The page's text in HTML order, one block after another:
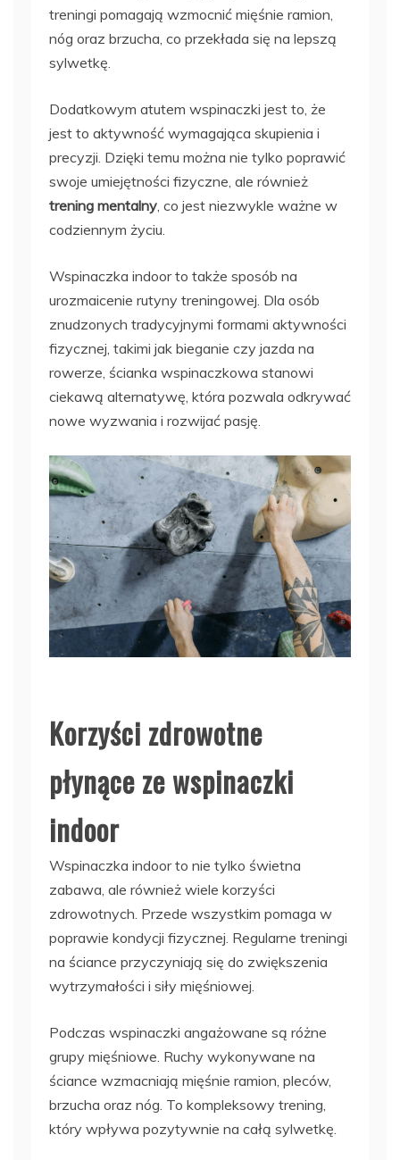
treningi pomagają wzmocnić mięśnie ramion,
nóg oraz brzucha, co przekłada się na lepszą
sylwetkę.
Dodatkowym atutem wspinaczki jest to, że
jest to aktywność wymagająca skupienia i
precyzji. Dzięki temu można nie tylko poprawić
swoje umiejętności fizyczne, ale również
trening mentalny , co jest niezwykle ważne w
codziennym życiu.
Wspinaczka indoor to także sposób na
urozmaicenie rutyny treningowej. Dla osób
znudzonych tradycyjnymi formami aktywności
fizycznej, takimi jak bieganie czy jazda na
rowerze, ścianka wspinaczkowa stanowi
ciekawą alternatywę, która pozwala odkrywać
nowe wyzwania i rozwijać pasję.
Korzyści zdrowotne
płynące ze wspinaczki
indoor
Wspinaczka indoor to nie tylko świetna
zabawa, ale również wiele korzyści
zdrowotnych. Przede wszystkim pomaga w
poprawie kondycji fizycznej. Regularne treningi
na ściance przyczyniają się do zwiększenia
wytrzymałości i siły mięśniowej.
Podczas wspinaczki angażowane są różne
grupy mięśniowe. Ruchy wykonywane na
ściance wzmacniają mięśnie ramion, pleców,
brzucha oraz nóg. To kompleksowy trening,
który wpływa pozytywnie na całą sylwetkę.